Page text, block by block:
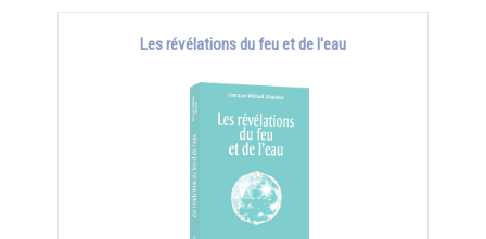
Les révélations du feu et de l'eau